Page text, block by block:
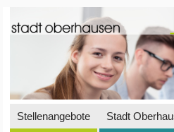
Stellenangebote Stadt